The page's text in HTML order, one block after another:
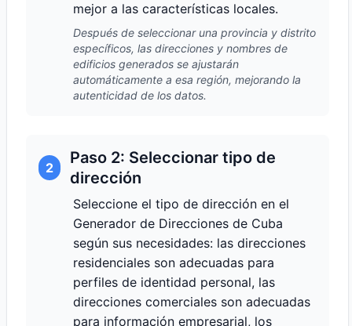
mejor a las características locales.
Después de seleccionar una provincia y distrito
específicos, las direcciones y nombres de
edificios generados se ajustarán
automáticamente a esa región, mejorando la
autenticidad de los datos.
2
Paso 2: Seleccionar tipo de
dirección
Seleccione el tipo de dirección en el
Generador de Direcciones de Cuba
según sus necesidades: las direcciones
residenciales son adecuadas para
perfiles de identidad personal, las
direcciones comerciales son adecuadas
para información empresarial, los